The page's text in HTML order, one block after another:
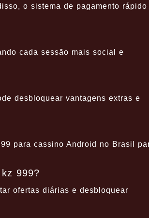
o sistema de pagamento rápido
cada sessão mais social e
desbloquear vantagens extras e
para cassino Android no Brasil
999?
ofertas diárias e desbloquear